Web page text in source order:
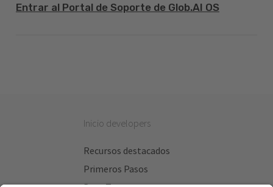
Entrar al Portal de Soporte de Glob.AI OS
Inicio developers
Recursos destacados
Primeros Pasos